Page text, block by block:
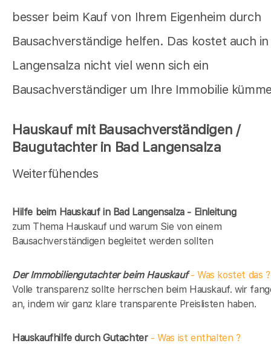
besser beim Kauf von Ihrem Eigenheim durch
Bausachverständige helfen. Das kostet auch in
Langensalza nicht viel wenn sich ein
Bausachverständiger um Ihre Immobilie
Hauskauf mit Bausachverständigen /
Baugutachter in Bad Langensalza
Weiterfühendes
Hilfe beim Hauskauf in Bad Langensalza - Einleitung
zum Thema Hauskauf und warum Sie von einem
Bausachverständigen begleitet werden sollten
Der Immobiliengutachter beim Hauskauf- Was kostet das ?
Volle transparenz sollte herrschen beim Hauskauf. wir
an, indem wir ganz klare transparente Preislisten haben.
Hauskaufhilfe durch Gutachter- Was ist enthalten ?